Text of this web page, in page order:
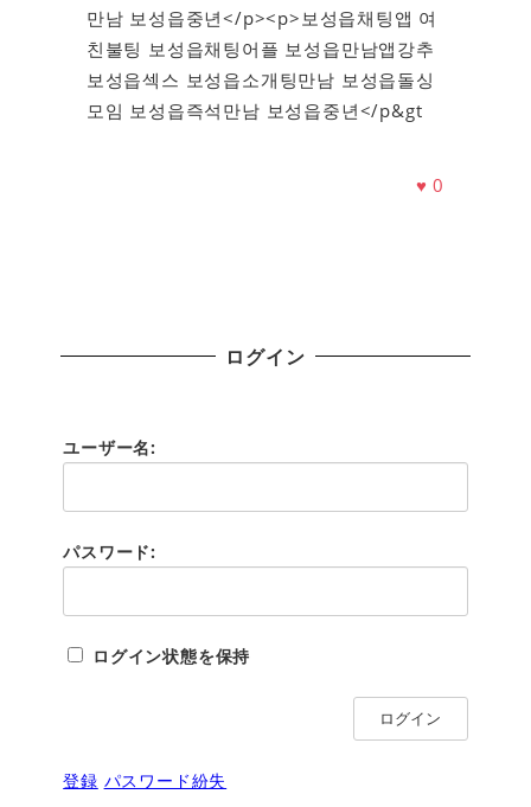
만남 보성읍중년</p><p>보성읍채팅앱 여
친불팅 보성읍채팅어플 보성읍만남앱강추
보성읍섹스 보성읍소개팅만남 보성읍돌싱
모임 보성읍즉석만남 보성읍중년</p&gt
♥0
ログイン
ユーザー名:
パスワード:
ログイン状態を保持
ログイン
登録 パスワード紛失